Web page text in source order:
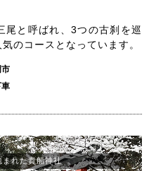
尾と呼ばれ、3つの古刹を巡
のコースとなっています。
まれた貴船神社